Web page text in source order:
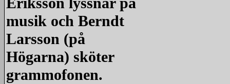
musik och Berndt
Larsson (på
Högarna) sköter
grammofonen.